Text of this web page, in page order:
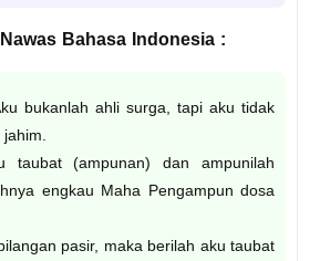
Bahasa Indonesia :
bukanlah ahli surga, tapi aku tidak
taubat (ampunan) dan ampunilah
engkau Maha Pengampun dosa
pasir, maka berilah aku taubat